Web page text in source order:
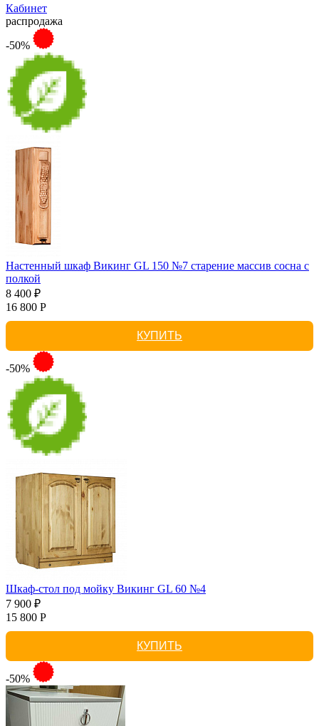
Кабинет
распродажа
-50%
Настенный шкаф Викинг GL 150 №7 старение массив сосна с
полкой
8 400 ₽
16 800 Р
КУПИТЬ
-50%
Шкаф-стол под мойку Викинг GL 60 №4
7 900 ₽
15 800 Р
КУПИТЬ
-50%